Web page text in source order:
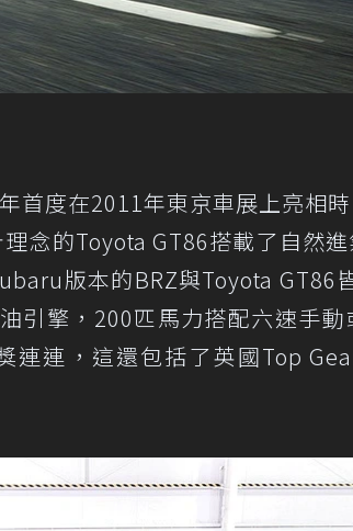
首度在2011年東京車展上亮相
念的Toyota GT86搭載了自然
版本的BRZ與Toyota GT86
引擎，200匹馬力搭配六速手
連連，這還包括了英國Top